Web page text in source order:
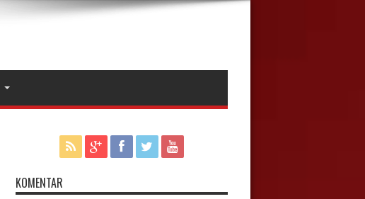
KOMENTAR